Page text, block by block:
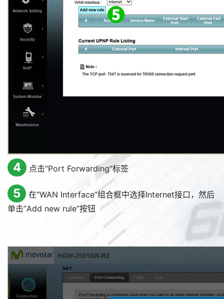
4 点击“Port Forwarding”标签
5 在“WAN Interface”组合框中选择Internet接口，然后
单击“Add new rule”按钮